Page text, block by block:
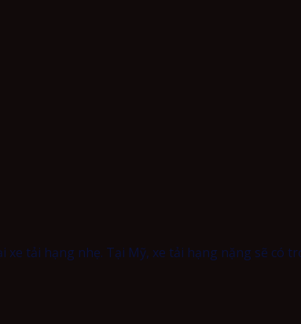
tải hạng nhẹ. Tại Mỹ, xe tải hạng nặng sẽ có